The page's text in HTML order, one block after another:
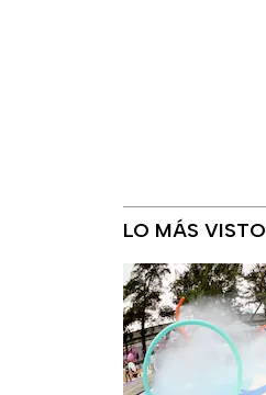
LO MÁS VISTO